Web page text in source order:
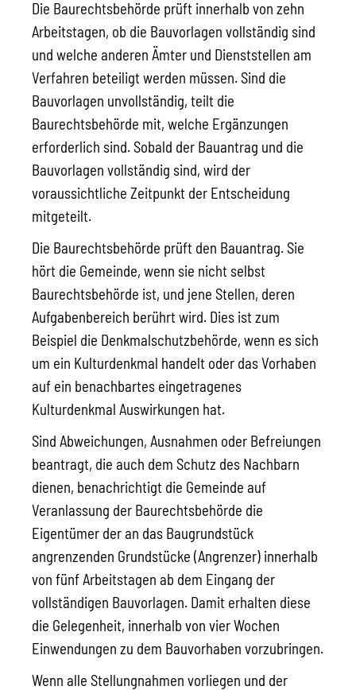
Die Baurechtsbehörde prüft innerhalb von zehn
Arbeitstagen, ob die Bauvorlagen vollständig sind
und welche anderen Ämter und Dienststellen am
Verfahren beteiligt werden müssen. Sind die
Bauvorlagen unvollständig, teilt die
Baurechtsbehörde mit, welche Ergänzungen
erforderlich sind. Sobald der Bauantrag und die
Bauvorlagen vollständig sind, wird der
voraussichtliche Zeitpunkt der Entscheidung
mitgeteilt.
Die Baurechtsbehörde prüft den Bauantrag. Sie
hört die Gemeinde, wenn sie nicht selbst
Baurechtsbehörde ist, und jene Stellen, deren
Aufgabenbereich berührt wird. Dies ist zum
Beispiel die Denkmalschutzbehörde, wenn es sich
um ein Kulturdenkmal handelt oder das Vorhaben
auf ein benachbartes eingetragenes
Kulturdenkmal Auswirkungen hat.
Sind Abweichungen, Ausnahmen oder Befreiungen
beantragt, die auch dem Schutz des Nachbarn
dienen, benachrichtigt die Gemeinde auf
Veranlassung der Baurechtsbehörde die
Eigentümer der an das Baugrundstück
angrenzenden Grundstücke (Angrenzer) innerhalb
von fünf Arbeitstagen ab dem Eingang der
vollständigen Bauvorlagen. Damit erhalten diese
die Gelegenheit, innerhalb von vier Wochen
Einwendungen zu dem Bauvorhaben vorzubringen.
Wenn alle Stellungnahmen vorliegen und der